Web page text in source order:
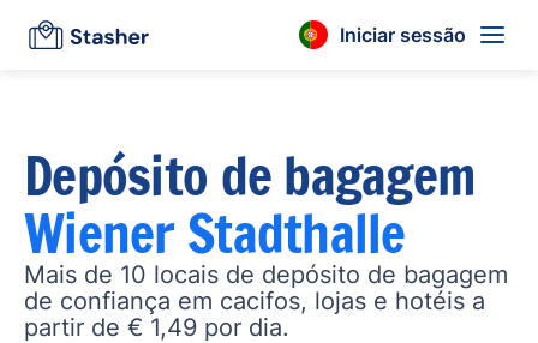
Iniciar sessão
Depósito de bagagem
Wiener Stadthalle
Mais de 10 locais de depósito de bagagem
de confiança em cacifos, lojas e hotéis a
partir de € 1,49 por dia.